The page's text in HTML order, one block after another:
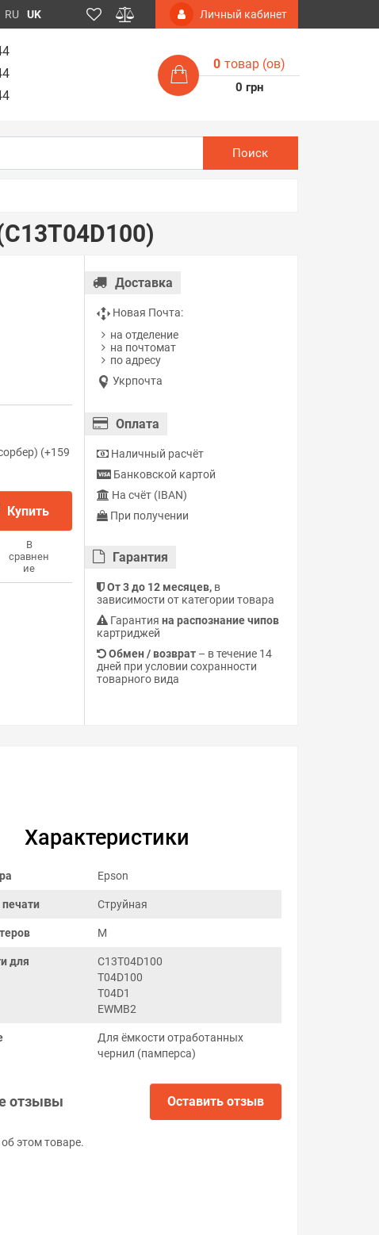
RU UK Личный кабинет
0 товар (ов)
0 грн
Поиск
(+159
Купить
В
сравнен
ие
Доставка
Новая Почта:
на отделение
на почтомат
по адресу
Укрпочта
Оплата
Наличный расчёт
Банковской картой
На счёт (IBAN)
При получении
Гарантия
От 3 до 12 месяцев,в
зависимости от категории товара
Гарантия на распознание чипов
картриджей
Обмен / возврат– в течение 14
дней при условии сохранности
товарного вида
Характеристики
Epson
печати Струйная
M
для
C13T04D100
T04D100
T04D1
EWMB2
Для ёмкости отработанных
чернил (памперса)
отзывы Оставить отзыв
этом товаре.